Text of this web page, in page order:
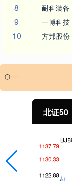
8 耐科装备
9 一博科技
10 方邦股份
北证50